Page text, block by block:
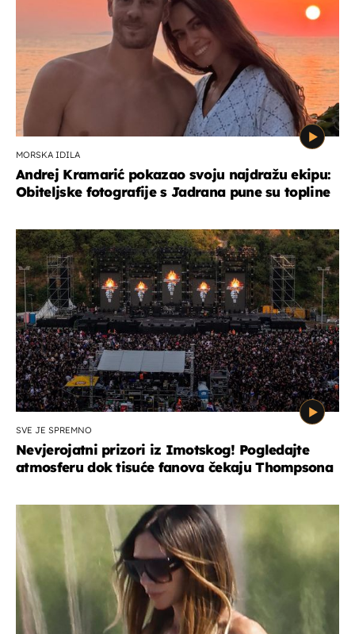
MORSKA IDILA
Andrej Kramarić pokazao svoju najdražu ekipu:
Obiteljske fotografije s Jadrana pune su topline
SVE JE SPREMNO
Nevjerojatni prizori iz Imotskog! Pogledajte
atmosferu dok tisuće fanova čekaju Thompsona